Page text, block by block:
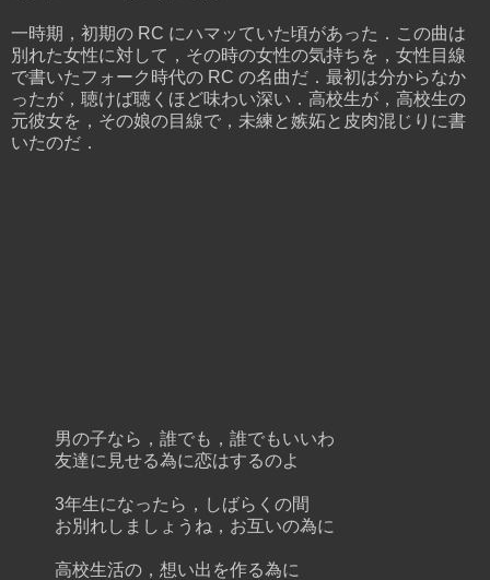
一時期，初期の RC にハマッていた頃があった．この曲は
別れた女性に対して，その時の女性の気持ちを，女性目線
で書いたフォーク時代の RC の名曲だ．最初は分からなか
ったが，聴けば聴くほど味わい深い．高校生が，高校生の
元彼女を，その娘の目線で，未練と嫉妬と皮肉混じりに書
いたのだ．
男の子なら，誰でも，誰でもいいわ
友達に見せる為に恋はするのよ
3年生になったら，しばらくの間
お別れしましょうね，お互いの為に
高校生活の，想い出を作る為に